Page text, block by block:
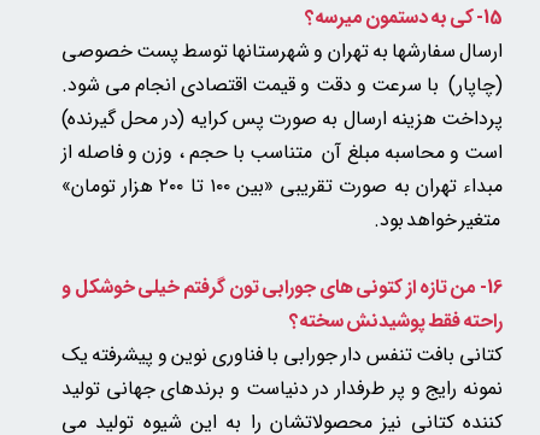
15- کی به دستمون میرسه؟
ارسال سفارشها به تهران و شهرستانها توسط پست خصوصی
(چاپار) با سرعت و دقت و قیمت اقتصادی انجام می شود.
پرداخت هزینه ارسال به صورت پس کرایه (در محل گیرنده)
است و محاسبه مبلغ آن متناسب با حجم ، وزن و فاصله از
مبداء تهران به صورت تقریبی «بین ۱۰۰ تا ۲۰۰ هزار تومان»​​​​​​​
متغیر خواهد بود.​​​​​​​
16- من تازه از کتونی های جورابی تون گرفتم خیلی خوشکل و
راحته فقط پوشیدنش سخته؟
کتانی بافت تنفس دار جورابی با فناوری نوین و پیشرفته یک
نمونه رایج و پر طرفدار در دنیاست و برندهای جهانی تولید
کننده کتانی نیز محصولاتشان را به این شیوه تولید می